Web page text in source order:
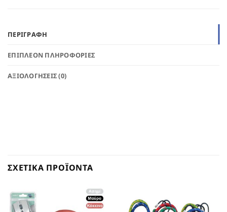
ΠΕΡΙΓΡΑΦΉ
ΕΠΙΠΛΈΟΝ ΠΛΗΡΟΦΟΡΊΕΣ
ΑΞΙΟΛΟΓΉΣΕΙΣ (0)
ΣΧΕΤΙΚΆ ΠΡΟΪΌΝΤΑ